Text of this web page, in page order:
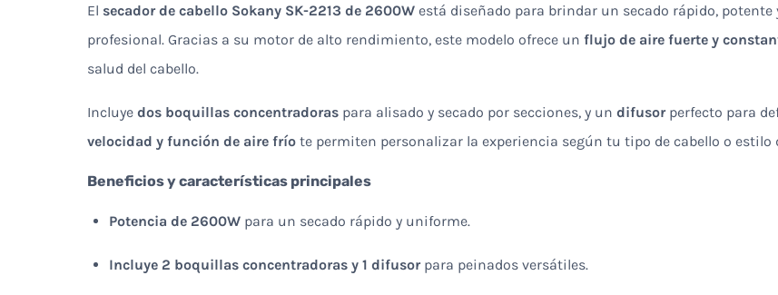
El secador de cabello Sokany SK-2213 de 2600W está diseñado para brindar un secado rápido,
profesional. Gracias a su motor de alto rendimiento, este modelo ofrece un flujo de aire fuerte y
salud del cabello.
Incluye dos boquillas concentradoras para alisado y secado por secciones, y un difusorperfecto para
velocidad y función de aire frío te permiten personalizar la experiencia según tu tipo de cabello o estilo
Beneficios y características principales
Potencia de 2600W para un secado rápido y uniforme.
Incluye 2 boquillas concentradoras y 1 difusorpara peinados versátiles.